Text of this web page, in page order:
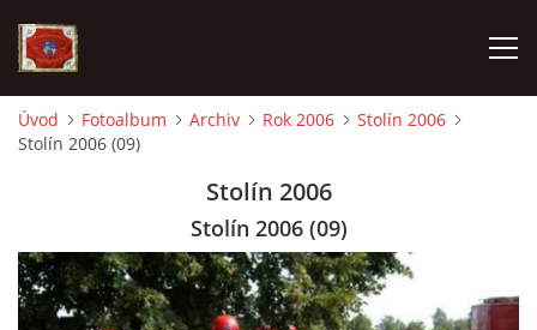
AKTUALITY
VÝJEZDOVÁ JEDNOTKA
Úvod Fotoalbum Archiv Rok 2006
Stolín 2006
Stolín 2006 (09)
Stolín 2006
Stolín 2006 (09)